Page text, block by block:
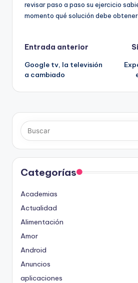
revisar paso a paso su ejercicio
momento qué solución debe obtener
Navegación
de
entradas
Entrada anterior
Google tv, la televisión
a cambiado
Categorías
Academias
Actualidad
Alimentación
Amor
Android
Anuncios
aplicaciones